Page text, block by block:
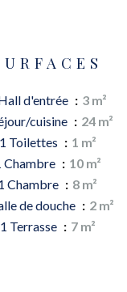
d'entrée
3 m²
cuisine
24 m²
1 Toilettes
1 m²
Chambre
10 m²
Chambre
8 m²
de douche
2 m²
1 Terrasse
7 m²